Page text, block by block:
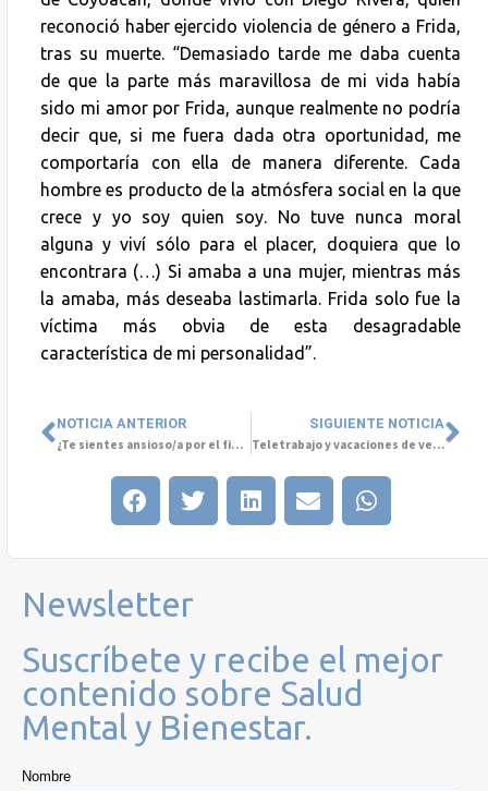
reconoció haber ejercido violencia de género a Frida,
tras su muerte. “Demasiado tarde me daba cuenta
de que la parte más maravillosa de mi vida había
sido mi amor por Frida, aunque realmente no podría
decir que, si me fuera dada otra oportunidad, me
comportaría con ella de manera diferente. Cada
hombre es producto de la atmósfera social en la que
crece y yo soy quien soy. No tuve nunca moral
alguna y viví sólo para el placer, doquiera que lo
encontrara (…) Si amaba a una mujer, mientras más
la amaba, más deseaba lastimarla. Frida solo fue la
víctima más obvia de esta desagradable
característica de mi personalidad”.
NOTICIA ANTERIOR
¿Te sientes ansioso/a por el fin de año?
SIGUIENTE NOTICIA
Teletrabajo y vacaciones de verano: Desafíos y recomendaciones para la conciliación familiar
Newsletter
Suscríbete y recibe el mejor
contenido sobre Salud
Mental y Bienestar.